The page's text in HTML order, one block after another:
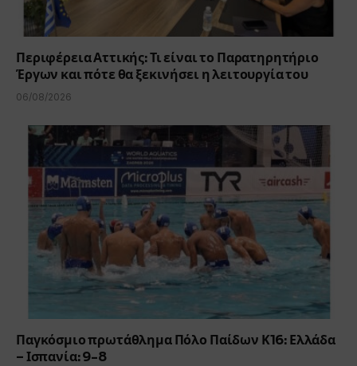
Περιφέρεια Αττικής: Τι είναι το Παρατηρητήριο
Έργων και πότε θα ξεκινήσει η λειτουργία του
06/08/2026
Παγκόσμιο πρωτάθλημα Πόλο Παίδων Κ16: Ελλάδα
– Ισπανία: 9-8